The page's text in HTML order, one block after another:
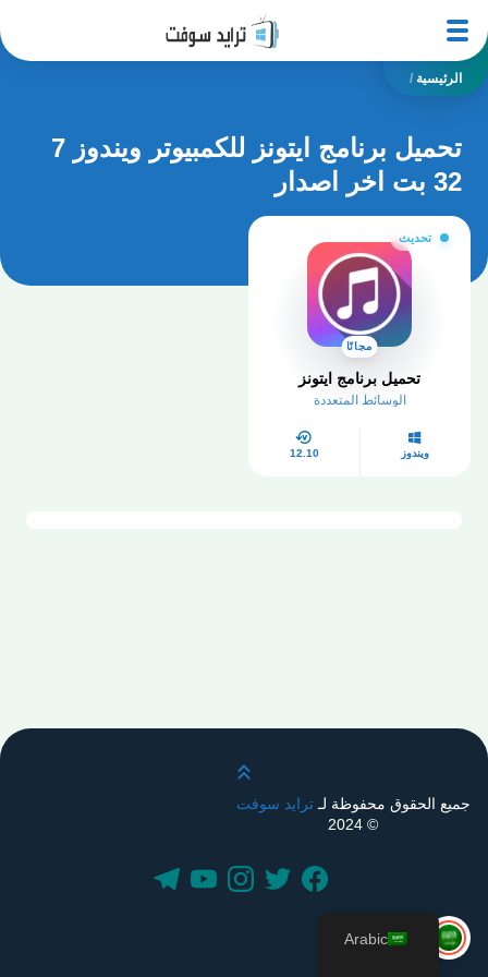
الرئيسية /
تحميل برنامج ايتونز للكمبيوتر ويندوز 7
32 بت اخر اصدار
تحديث
مجانًا
تحميل برنامج ايتونز
الوسائط المتعددة
ويندوز 12.10
قم بالتمرير لأعلى
جميع الحقوق محفوظة لـترايد سوفت
© 2024
Arabic